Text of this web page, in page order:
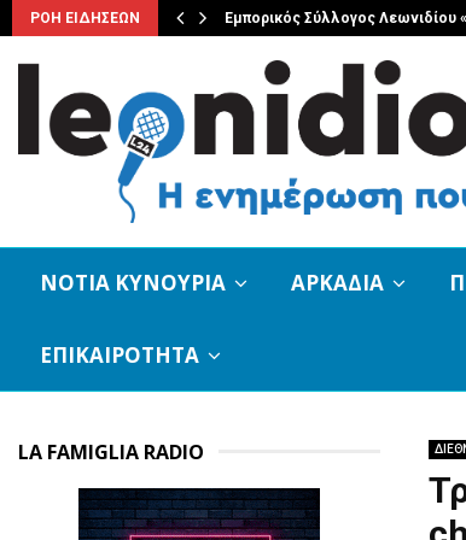
ΡΟΗ ΕΙΔΗΣΕΩΝ
Κοινότητας… Εμπορικός Σύλλογος Λεωνιδίου
ΝΟΤΙΑ ΚΥΝΟΥΡΙΑ ΑΡΚΑΔΙΑ
ΕΠΙΚΑΙΡΟΤΗΤΑ
LA FAMIGLIA RADIO